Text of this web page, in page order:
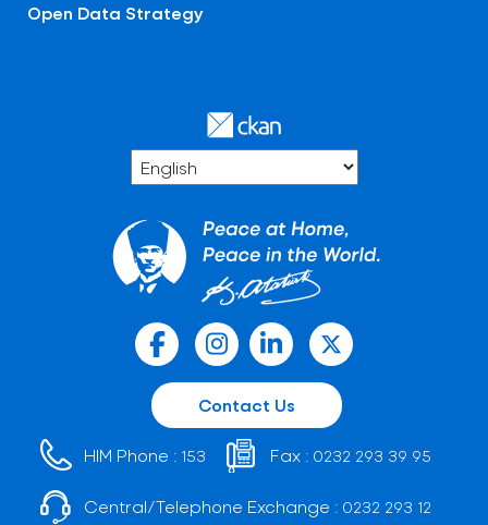
Open Data Strategy
Contact Us
HIM Phone : 153 Fax : 0232 293 39 95
Central/Telephone Exchange : 0232 293 12